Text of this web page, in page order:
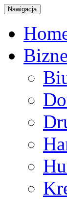
Nawigacja